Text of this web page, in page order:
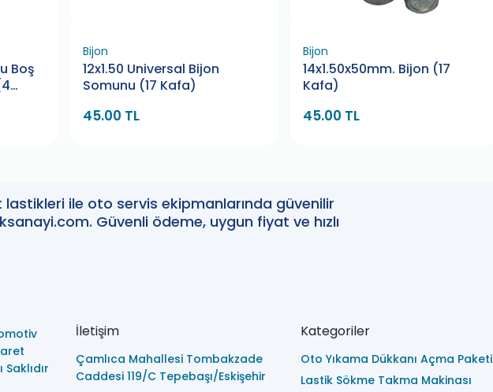
Boş
Bijon
12x1.50 Universal Bijon
Somunu (17 Kafa)
45.00 TL
Bijon
14x1.50x50mm. Bijon (17
Kafa)
45.00 TL
ile oto servis ekipmanlarında güvenilir
Güvenli ödeme, uygun fiyat ve hızlı
İletişim
Çamlıca Mahallesi Tombakzade
Caddesi 119/C Tepebaşı/Eskişehir
Kategoriler
Oto Yıkama Dükkanı Açma Paketi
Lastik Sökme Takma Makinası